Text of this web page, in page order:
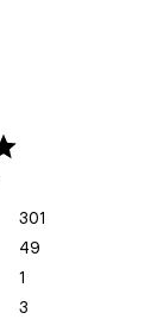
301
49
1
3